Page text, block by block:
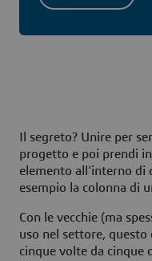
Il segreto? Unire per
progetto e poi prendi
elemento all’interno di
esempio la colonna di
Con le vecchie (ma
uso nel settore,
cinque volte da cinque